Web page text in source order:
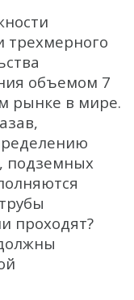
трехмерного
объемом 7
рынке в мире.
подземных
проходят?